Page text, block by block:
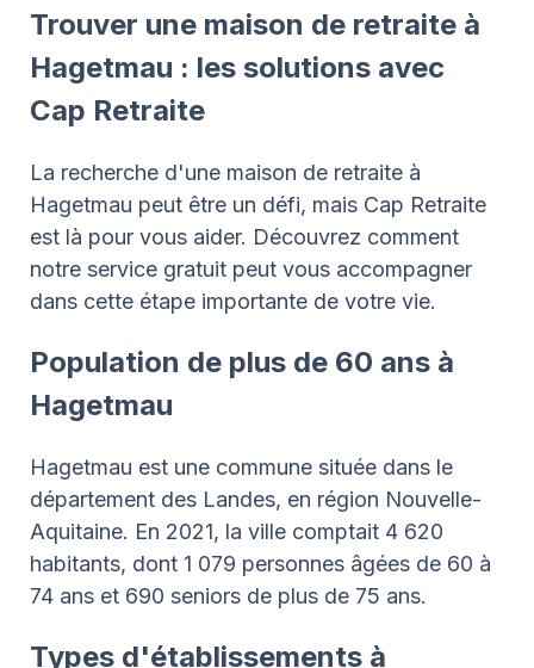
Trouver une maison de retraite à
Hagetmau : les solutions avec
Cap Retraite
La recherche d'une maison de retraite à
Hagetmau peut être un défi, mais Cap Retraite
est là pour vous aider. Découvrez comment
notre service gratuit peut vous accompagner
dans cette étape importante de votre vie.
Population de plus de 60 ans à
Hagetmau
Hagetmau est une commune située dans le
département des Landes, en région Nouvelle-
Aquitaine. En 2021, la ville comptait 4 620
habitants, dont 1 079 personnes âgées de 60 à
74 ans et 690 seniors de plus de 75 ans.
Types d'établissements à